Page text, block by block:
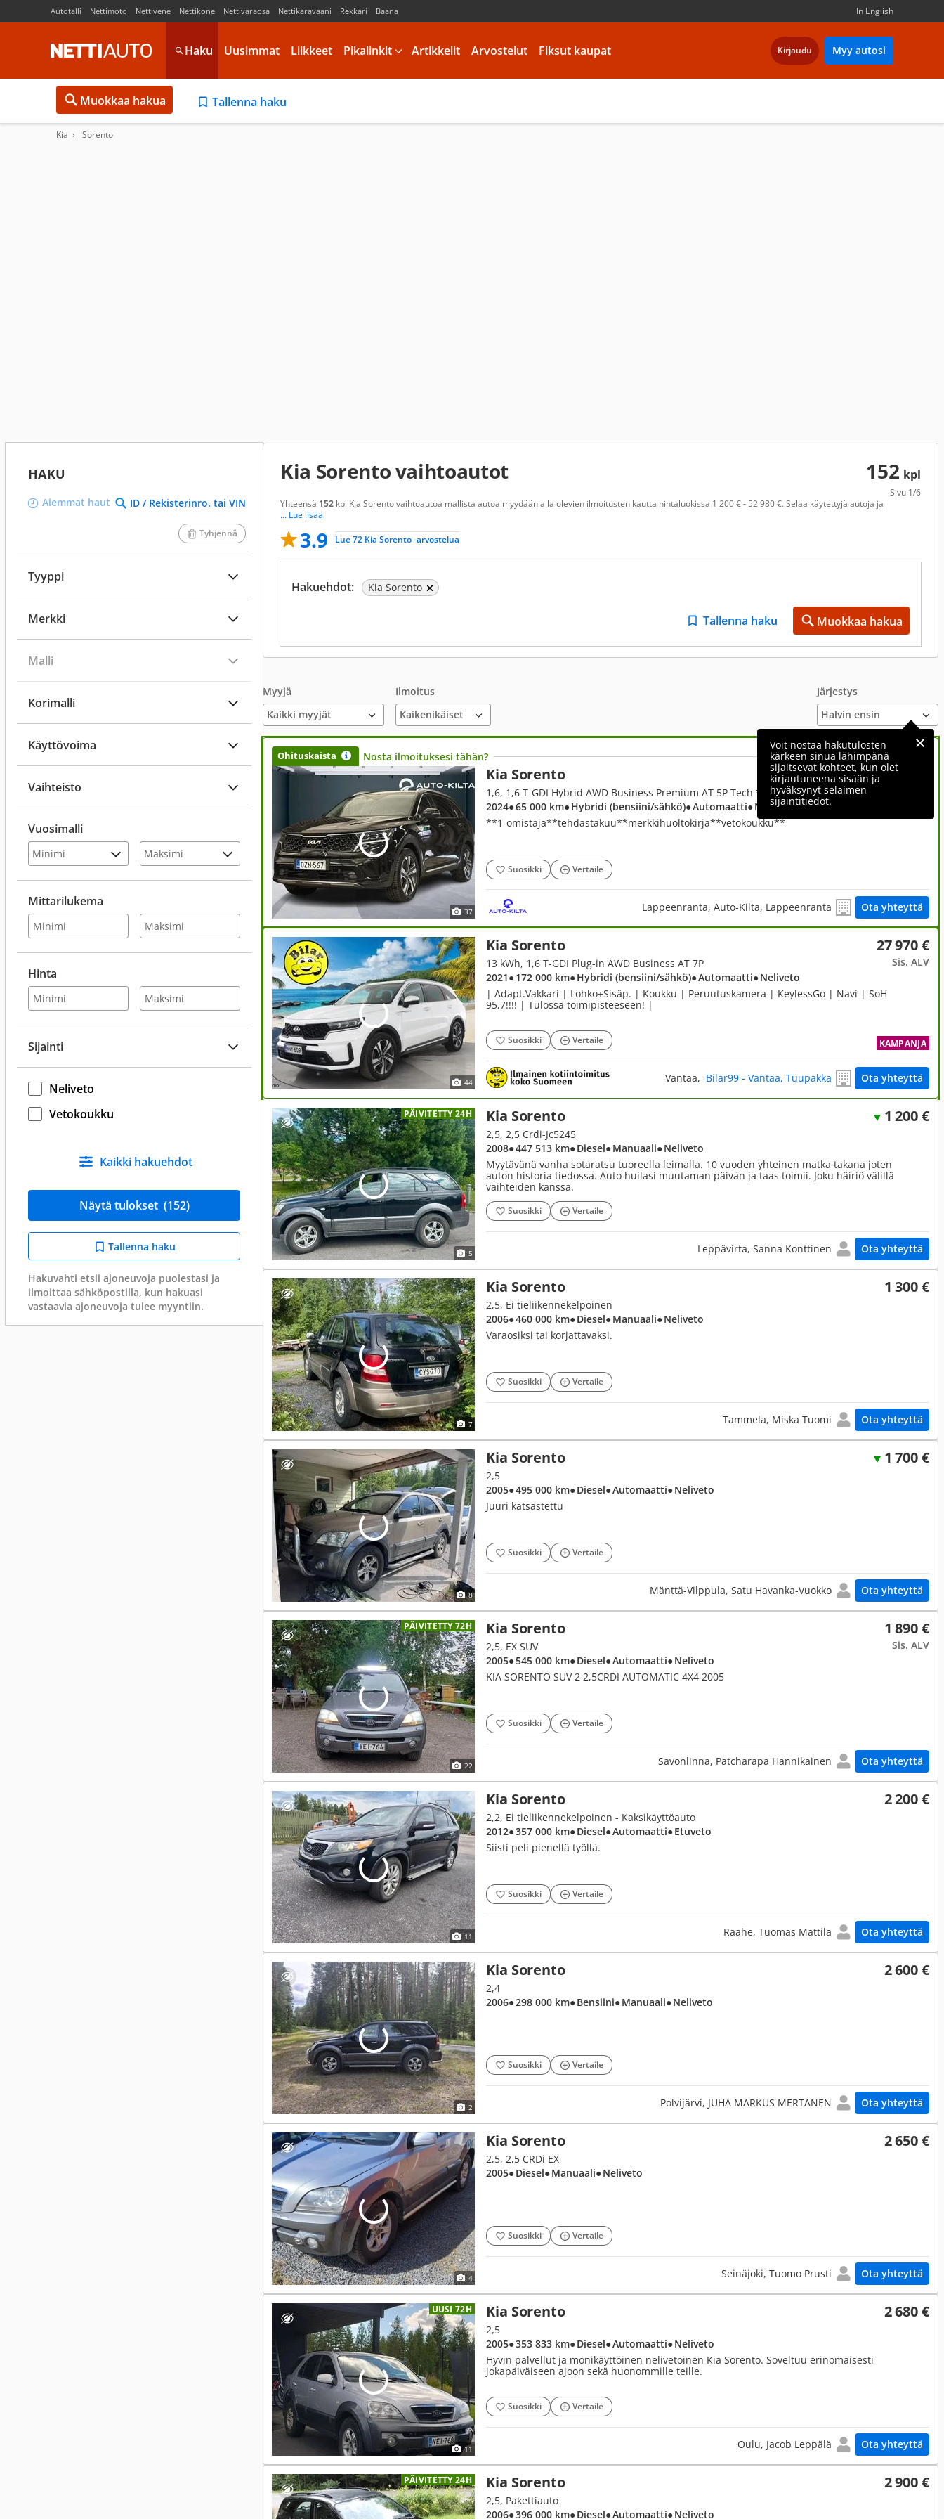
Autotalli Nettimoto Nettivene Nettikone Nettivaraosa Nettikaravaani Rekkari Baana In English
Haku Uusimmat Liikkeet Pikalinkit Artikkelit Arvostelut Fiksut kaupat Kirjaudu Myy autosi
Muokkaa hakua Tallenna haku
Kia Sorento
HAKU
Aiemmat haut ID / Rekisterinro. tai VIN
Tyhjennä
Tyyppi
Merkki
Malli
Korimalli
Käyttövoima
Vaihteisto
Vuosimalli
Mittarilukema
Hinta
Sijainti
Neliveto
Vetokoukku
Kaikki hakuehdot
Näytä tulokset (152)
Tallenna haku
Hakuvahti etsii ajoneuvoja puolestasi ja
ilmoittaa sähköpostilla, kun hakuasi
vastaavia ajoneuvoja tulee myyntiin.
152 kpl
Sivu 1/6
Kia Sorento vaihtoautot
Yhteensä 152 kpl Kia Sorento vaihtoautoa mallista autoa myydään alla olevien ilmoitusten kautta hintaluokissa 1 200 € - 52 980 €. Selaa käytettyjä autoja ja
... Lue lisää
3.9 Lue 72 Kia Sorento -arvostelua
Hakuehdot: Kia Sorento
Tallenna haku Muokkaa hakua
Myyjä
Kaikki myyjät
Ilmoitus Järjestys
Voit nostaa hakutulosten
kärkeen sinua lähimpänä
sijaitsevat kohteet, kun olet
kirjautuneena sisään ja
hyväksynyt selaimen
sijaintitiedot.
Ohituskaista Nosta ilmoituksesi tähän?
37
Kia Sorento 41 850 €
1,6, 1,6 T-GDI Hybrid AWD Business Premium AT 5P Tech **1-omistaja**tehdastakuu**huoltokirja**vetokoukku
2024● 65 000 km● Hybridi (bensiini/sähkö)● Automaatti● Neliveto
**1-omistaja**tehdastakuu**merkkihuoltokirja**vetokoukku**
Suosikki Vertaile
Lappeenranta, Auto-Kilta, Lappeenranta Ota yhteyttä
44
Kia Sorento 27 970 €
Sis. ALV
KAMPANJA
13 kWh, 1,6 T-GDI Plug-in AWD Business AT 7P
2021● 172 000 km● Hybridi (bensiini/sähkö)● Automaatti● Neliveto
| Adapt.Vakkari | Lohko+Sisäp. | Koukku | Peruutuskamera | KeylessGo | Navi | SoH
95,7!!!! | Tulossa toimipisteeseen! |
Suosikki Vertaile
Vantaa, Bilar99 - Vantaa, Tuupakka Ota yhteyttä
PÄIVITETTY 24H
5
Kia Sorento 1 200 €
2,5, 2,5 Crdi-Jc5245
2008● 447 513 km● Diesel● Manuaali● Neliveto
Myytävänä vanha sotaratsu tuoreella leimalla. 10 vuoden yhteinen matka takana joten
auton historia tiedossa. Auto huilasi muutaman päivän ja taas toimii. Joku häiriö välillä
vaihteiden kanssa.
Suosikki Vertaile
Leppävirta, Sanna Konttinen Ota yhteyttä
7
Kia Sorento 1 300 €
2,5, Ei tieliikennekelpoinen
2006● 460 000 km● Diesel● Manuaali● Neliveto
Varaosiksi tai korjattavaksi.
Suosikki Vertaile
Tammela, Miska Tuomi Ota yhteyttä
8
Kia Sorento 1 700 €
2,5
2005● 495 000 km● Diesel● Automaatti● Neliveto
Juuri katsastettu
Suosikki Vertaile
Mänttä-Vilppula, Satu Havanka-Vuokko Ota yhteyttä
PÄIVITETTY 72H
22
Kia Sorento 1 890 €
Sis. ALV
2,5, EX SUV
2005● 545 000 km● Diesel● Automaatti● Neliveto
KIA SORENTO SUV 2 2,5CRDI AUTOMATIC 4X4 2005
Suosikki Vertaile
Savonlinna, Patcharapa Hannikainen Ota yhteyttä
11
Kia Sorento 2 200 €
2,2, Ei tieliikennekelpoinen - Kaksikäyttöauto
2012● 357 000 km● Diesel● Automaatti● Etuveto
Siisti peli pienellä työllä.
Suosikki Vertaile
Raahe, Tuomas Mattila Ota yhteyttä
2
Kia Sorento 2 600 €
2,4
2006● 298 000 km● Bensiini● Manuaali● Neliveto
Suosikki Vertaile
Polvijärvi, JUHA MARKUS MERTANEN Ota yhteyttä
4
Kia Sorento 2 650 €
2,5, 2,5 CRDi EX
2005● Diesel● Manuaali● Neliveto
Suosikki Vertaile
Seinäjoki, Tuomo Prusti Ota yhteyttä
UUSI 72H
11
Kia Sorento 2 680 €
2,5
2005● 353 833 km● Diesel● Automaatti● Neliveto
Hyvin palvellut ja monikäyttöinen nelivetoinen Kia Sorento. Soveltuu erinomaisesti
jokapäiväiseen ajoon sekä huonommille teille.
Suosikki Vertaile
Oulu, Jacob Leppälä Ota yhteyttä
PÄIVITETTY 24H Kia Sorento 2 900 €
2,5, Pakettiauto
2006● 396 000 km● Diesel● Automaatti● Neliveto